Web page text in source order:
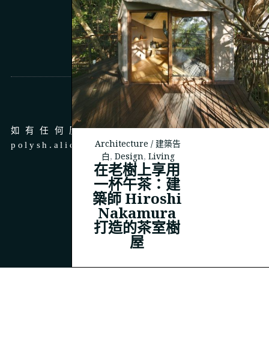
Architecture / 建築告
白, Design, Living
在老樹上享用
一杯午茶：建
築師 Hiroshi
Nakamura
打造的茶室樹
屋
商務合作
如有任何廣告、商務合作，請 email 至
polysh.alice@gmail.com
© 2023THEPOLYSH.COM
BACK TO TOP